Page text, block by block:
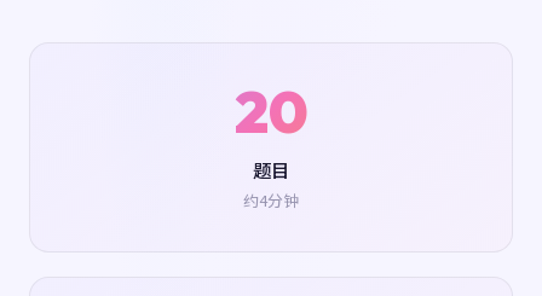
20
题目
约4分钟